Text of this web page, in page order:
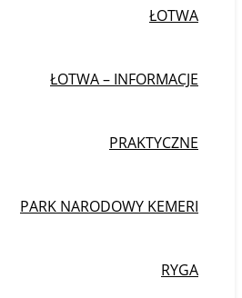
ŁOTWA
ŁOTWA – INFORMACJE
PRAKTYCZNE
PARK NARODOWY KEMERI
RYGA